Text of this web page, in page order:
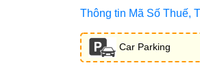
Thông tin Mã Số Thuế,
Car Parking